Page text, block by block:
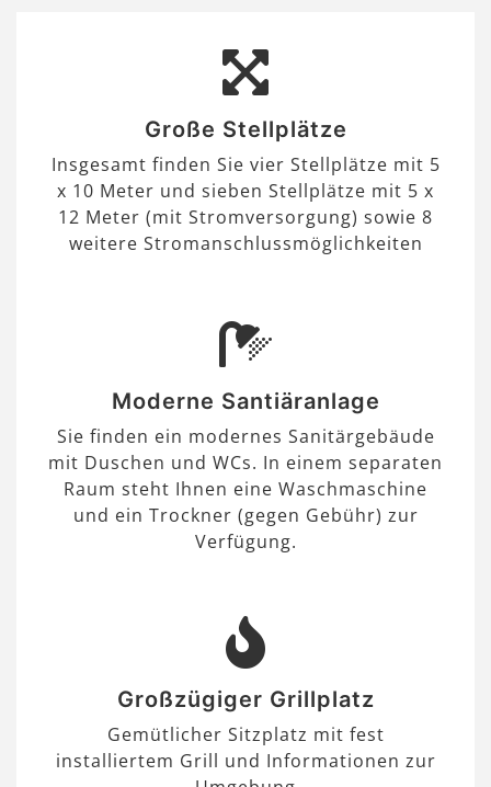
Große Stellplätze
Insgesamt finden Sie vier Stellplätze mit 5
x 10 Meter und sieben Stellplätze mit 5 x
12 Meter (mit Stromversorgung) sowie 8
weitere Stromanschlussmöglichkeiten
Moderne Santiäranlage
Sie finden ein modernes Sanitärgebäude
mit Duschen und WCs. In einem separaten
Raum steht Ihnen eine Waschmaschine
und ein Trockner (gegen Gebühr) zur
Verfügung.
Großzügiger Grillplatz
Gemütlicher Sitzplatz mit fest
installiertem Grill und Informationen zur